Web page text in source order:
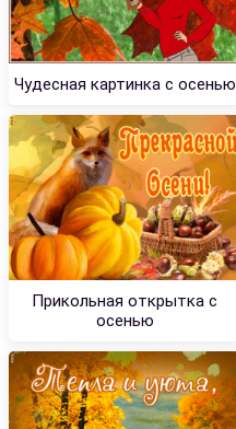
Чудесная картинка с осенью
Прикольная открытка с
осенью